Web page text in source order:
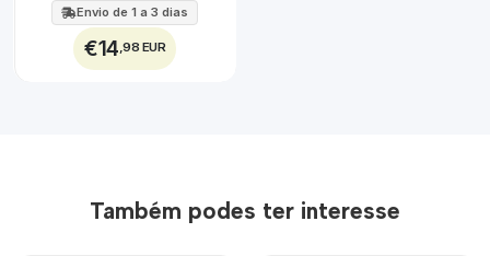
Envio de 1 a 3 dias
€14,98 EUR
Também podes ter interesse